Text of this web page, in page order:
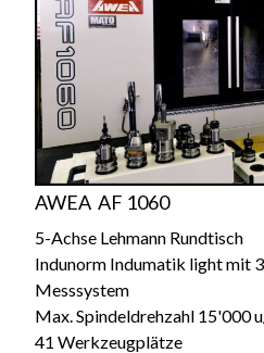
AWEA AF 1060
5-Achse Lehmann Rundtisch
Indunorm Indumatik light mit
Messsystem
Max. Spindeldrehzahl 15'000
41 Werkzeugplätze